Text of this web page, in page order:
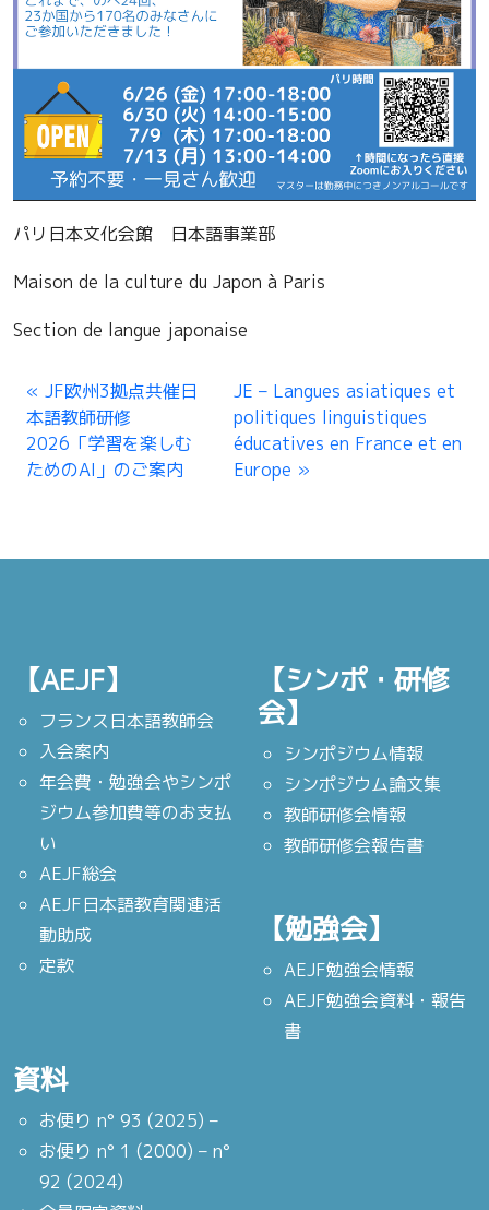
パリ日本文化会館 日本語事業部
Maison de la culture du Japon à Paris
Section de langue japonaise
JF欧州3拠点共催日
本語教師研修
2026「学習を楽しむ
ためのAI」のご案内
JE – Langues asiatiques et
politiques linguistiques
éducatives en France et en
Europe
【AEJF】
フランス日本語教師会
入会案内
年会費・勉強会やシンポ
ジウム参加費等のお支払
い
AEJF総会
AEJF日本語教育関連活
動助成
定款
【シンポ・研修
会】
シンポジウム情報
シンポジウム論文集
教師研修会情報
教師研修会報告書
【勉強会】
AEJF勉強会情報
AEJF勉強会資料・報告
書
資料
お便り n° 93 (2025) –
お便り n° 1 (2000) – n°
92 (2024)